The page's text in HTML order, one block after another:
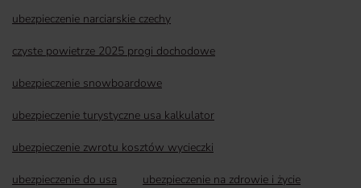
ubezpieczenie narciarskie czechy
czyste powietrze 2025 progi dochodowe
ubezpieczenie snowboardowe
ubezpieczenie turystyczne usa kalkulator
ubezpieczenie zwrotu kosztów wycieczki
ubezpieczenie do usa ubezpieczenie na zdrowie i życie